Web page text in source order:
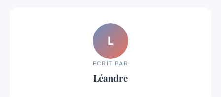
L
ECRIT PAR
Léandre